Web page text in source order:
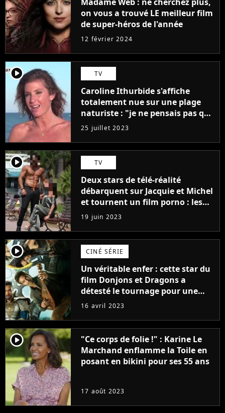
on vous a trouvé LE meilleur film
de super-héros de l'année
12 février 2024
player2 TV
Caroline Ithurbide s'affiche
totalement nue sur une plage
naturiste : "je ne pensais pas que
j'arriverais à le faire..."
25 juillet 2023
player2 TV
Deux stars de télé-réalité
débarquent sur Jacquie et Michel
et tournent un film porno : les
premières images du tournage
(exclu)
19 juin 2023
player2 CINÉ SÉRIE
Un véritable enfer : cette star du
film Donjons et Dragons a
détesté le tournage pour une
raison très spéciale
16 avril 2023
player2
"Ce corps de folie !" : Karine Le
Marchand enflamme la Toile en
posant en bikini pour ses 55 ans
17 août 2023